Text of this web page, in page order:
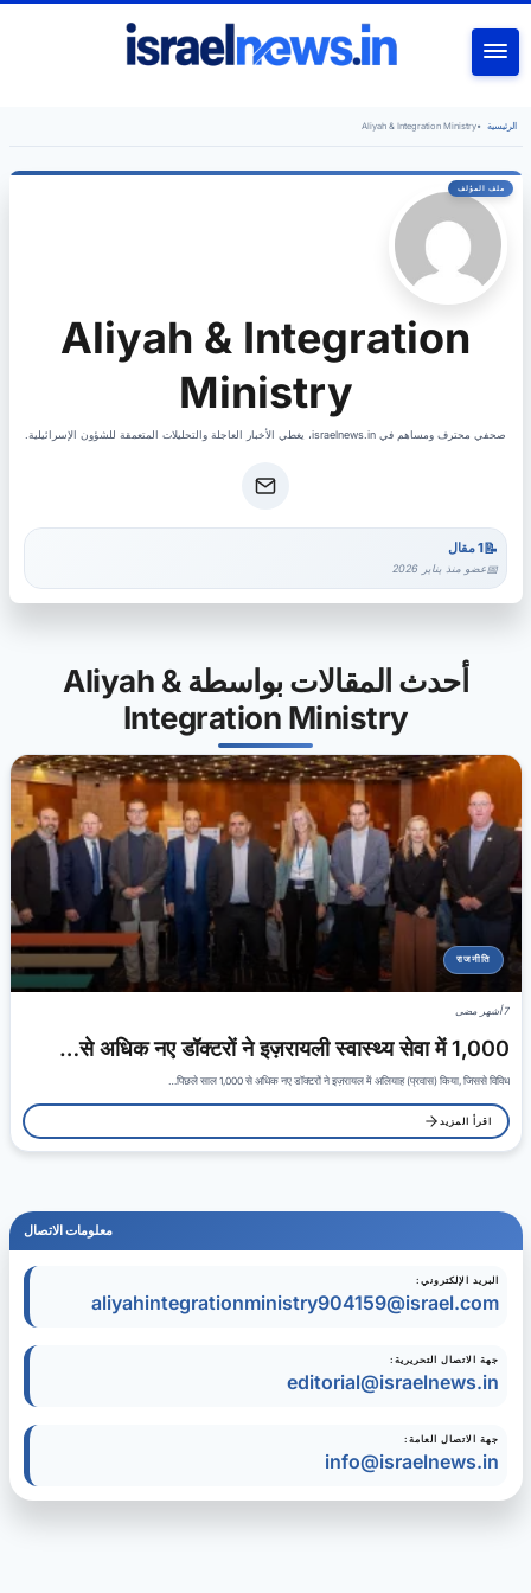
الرئيسية •
Aliyah & Integration Ministry
Aliyah & Integration
Ministry
صحفي محترف ومساهم في israelnews.in، يغطي الأخبار العاجلة والتحليلات المتعمقة للشؤون الإسرائيلية.
1 مقال
عضو منذ يناير 2026
أحدث المقالات بواسطة Aliyah &
Integration Ministry
राजनीति
7 أشهر مضى
1,000 से अधिक नए डॉक्टरों ने इज़रायली स्वास्थ्य सेवा में…
पिछले साल 1,000 से अधिक नए डॉक्टरों ने इज़रायल में अलियाह (प्रवास) किया, जिससे विविध…
اقرأ المزيد
معلومات الاتصال
البريد الإلكتروني:
aliyahintegrationministry904159@israel.com
جهة الاتصال التحريرية:
editorial@israelnews.in
جهة الاتصال العامة:
info@israelnews.in